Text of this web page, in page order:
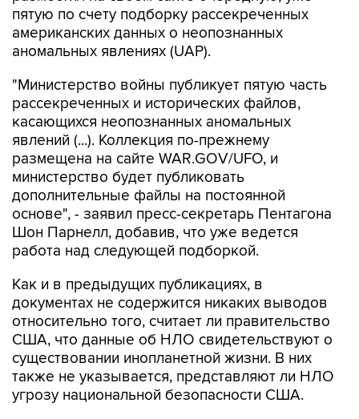
пятую по счету подборку рассекреченных
американских данных о неопознанных
аномальных явлениях (UAP).
"Министерство войны публикует пятую часть
рассекреченных и исторических файлов,
касающихся неопознанных аномальных
явлений (...). Коллекция по-прежнему
размещена на сайте WAR.GOV/UFO, и
министерство будет публиковать
дополнительные файлы на постоянной
основе", - заявил пресс-секретарь Пентагона
Шон Парнелл, добавив, что уже ведется
работа над следующей подборкой.
Как и в предыдущих публикациях, в
документах не содержится никаких выводов
относительно того, считает ли правительство
США, что данные об НЛО свидетельствуют о
существовании инопланетной жизни. В них
также не указывается, представляют ли НЛО
угрозу национальной безопасности США.